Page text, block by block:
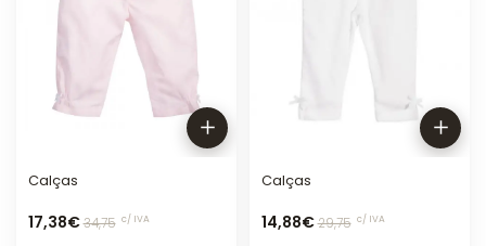
Calças
17,38€34,75 c/ IVA
Calças
14,88€29,75 c/ IVA